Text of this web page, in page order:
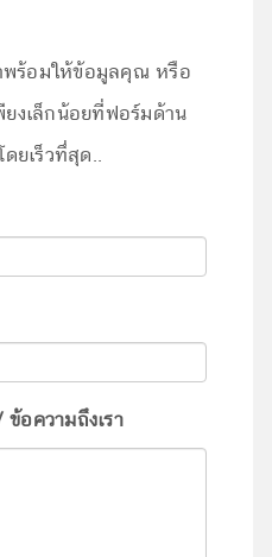
พร้อมให้ข้อมูลคุณ หรือ
งเล็กน้อยที่ฟอร์มด้าน
ยเร็วทึ่สุด..
อความถึงเรา